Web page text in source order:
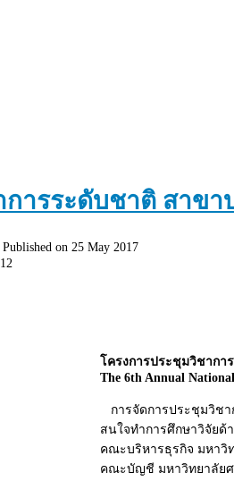
ารระดับชาติ สาข
Published on 25 May 2017
โครงการประชุมวิชากา
The 6th Annual
การจัดการประชุมวิชา
สนใจทำการศึกษาวิจัยด้
คณะบริหารธุรกิจ มหาวิ
คณะบัญชี มหาวิทยาลัย